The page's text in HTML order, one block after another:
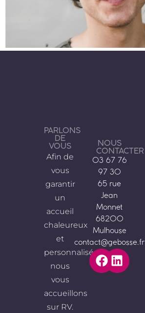
PARLONS
DE
VOUS
Afin de
vous
garantir
un
accueil
chaleureux
et
personnalisé,
nous
vous
accueillons
sur RV.
NOUS
CONTACTER
03 67 76
97 30
65 rue
Jean
Monnet
68200
Mulhouse
contact@gebosse.fr